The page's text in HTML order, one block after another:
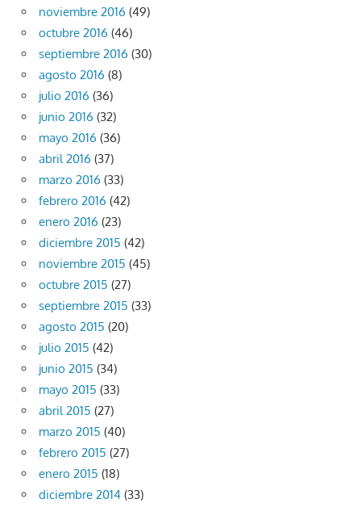
noviembre 2016 (49)
octubre 2016 (46)
septiembre 2016 (30)
agosto 2016 (8)
julio 2016 (36)
junio 2016 (32)
mayo 2016 (36)
abril 2016 (37)
marzo 2016 (33)
febrero 2016 (42)
enero 2016 (23)
diciembre 2015 (42)
noviembre 2015 (45)
octubre 2015 (27)
septiembre 2015 (33)
agosto 2015 (20)
julio 2015 (42)
junio 2015 (34)
mayo 2015 (33)
abril 2015 (27)
marzo 2015 (40)
febrero 2015 (27)
enero 2015 (18)
diciembre 2014 (33)